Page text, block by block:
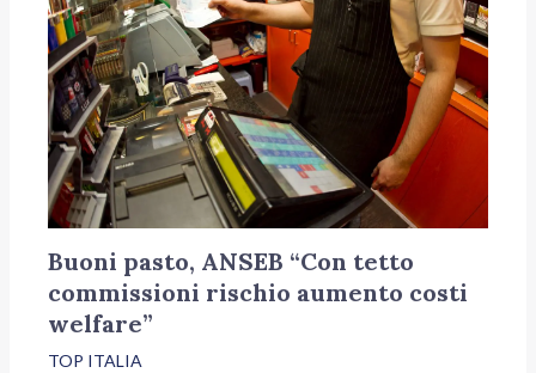
Buoni pasto, ANSEB “Con tetto
commissioni rischio aumento costi
welfare”
TOP ITALIA